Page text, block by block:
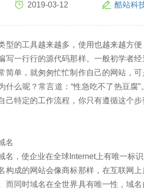
2019-03-12 酷站科
型的工具越来越多，使用也越来越方
写一行行的源代码那样。一般初学者
简单，就匆匆忙忙制作自己的网站，
什么呢？常言道：“性急吃不了热豆腐
己特定的工作流程，你只有遵循这个
名
名，使企业在全球Internet上有唯一标
构成的网站会像商标那样，在互联网
而同时域名在全世界具有唯一性，域